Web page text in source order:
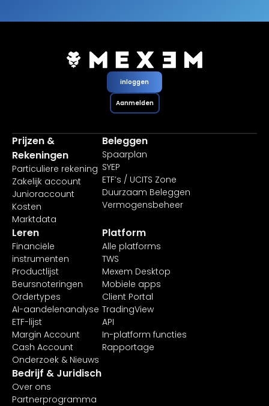
inloggen
Aanmelden
Prijzen &
Rekeningen
Particuliere rekening
Zakelijk account
Junioraccount
Kosten
Marktdata
Beleggen
Spaarplan
SYEP
ETF’s / UCITS Zone
Duurzaam Beleggen
Vermogensbeheer
Leren
Financiële
instrumenten
Productlijst
Beursnoteringen
Ordertypes
AI-aandelenanalyse
ETF-lijst
Margin Account
Cash Account
Onderzoek & Nieuws
Platform
Alle platforms
TWS
Mexem Desktop
Mobiele apps
Client Portal
TradingView
API
In-platform functies
Rapportage
Bedrijf & Juridisch
Over ons
Partnerprogramma